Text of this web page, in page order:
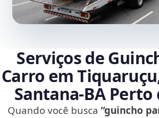
Serviços de
Carro em
Santana‑BA
Quando você busca “guincho